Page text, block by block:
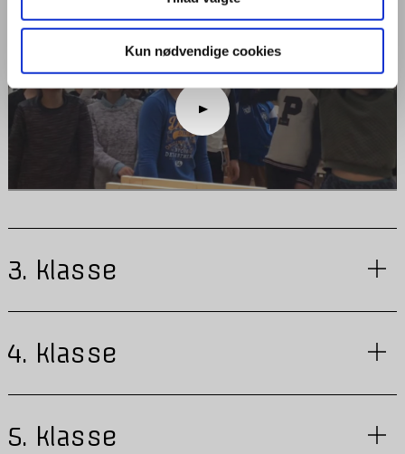
Kun nødvendige cookies
3. klasse
4. klasse
5. klasse